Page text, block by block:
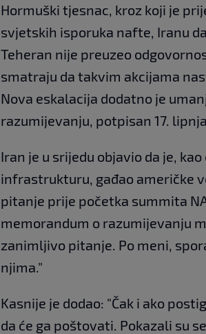
Hormuški tjesnac, kroz koji je
svjetskih isporuka nafte, Iranu
Teheran nije preuzeo
smatraju da takvim akcijama
Nova eskalacija dodatno je
razumijevanju, potpisan 17.
Iran je u srijedu objavio da je,
infrastrukturu, gađao američke
pitanje prije početka summita
memorandum o razumijevanju
zanimljivo pitanje. Po meni,
njima."
Kasnije je dodao: "Čak i ako
da će ga poštovati. Pokazali su